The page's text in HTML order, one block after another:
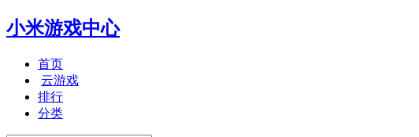
小米游戏中心
首页
云游戏
排行
分类